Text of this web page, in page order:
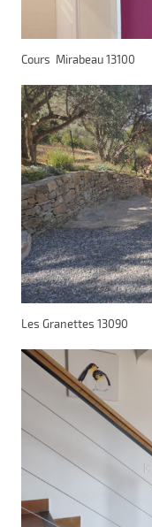
Cours Mirabeau 13100
Les Granettes 13090